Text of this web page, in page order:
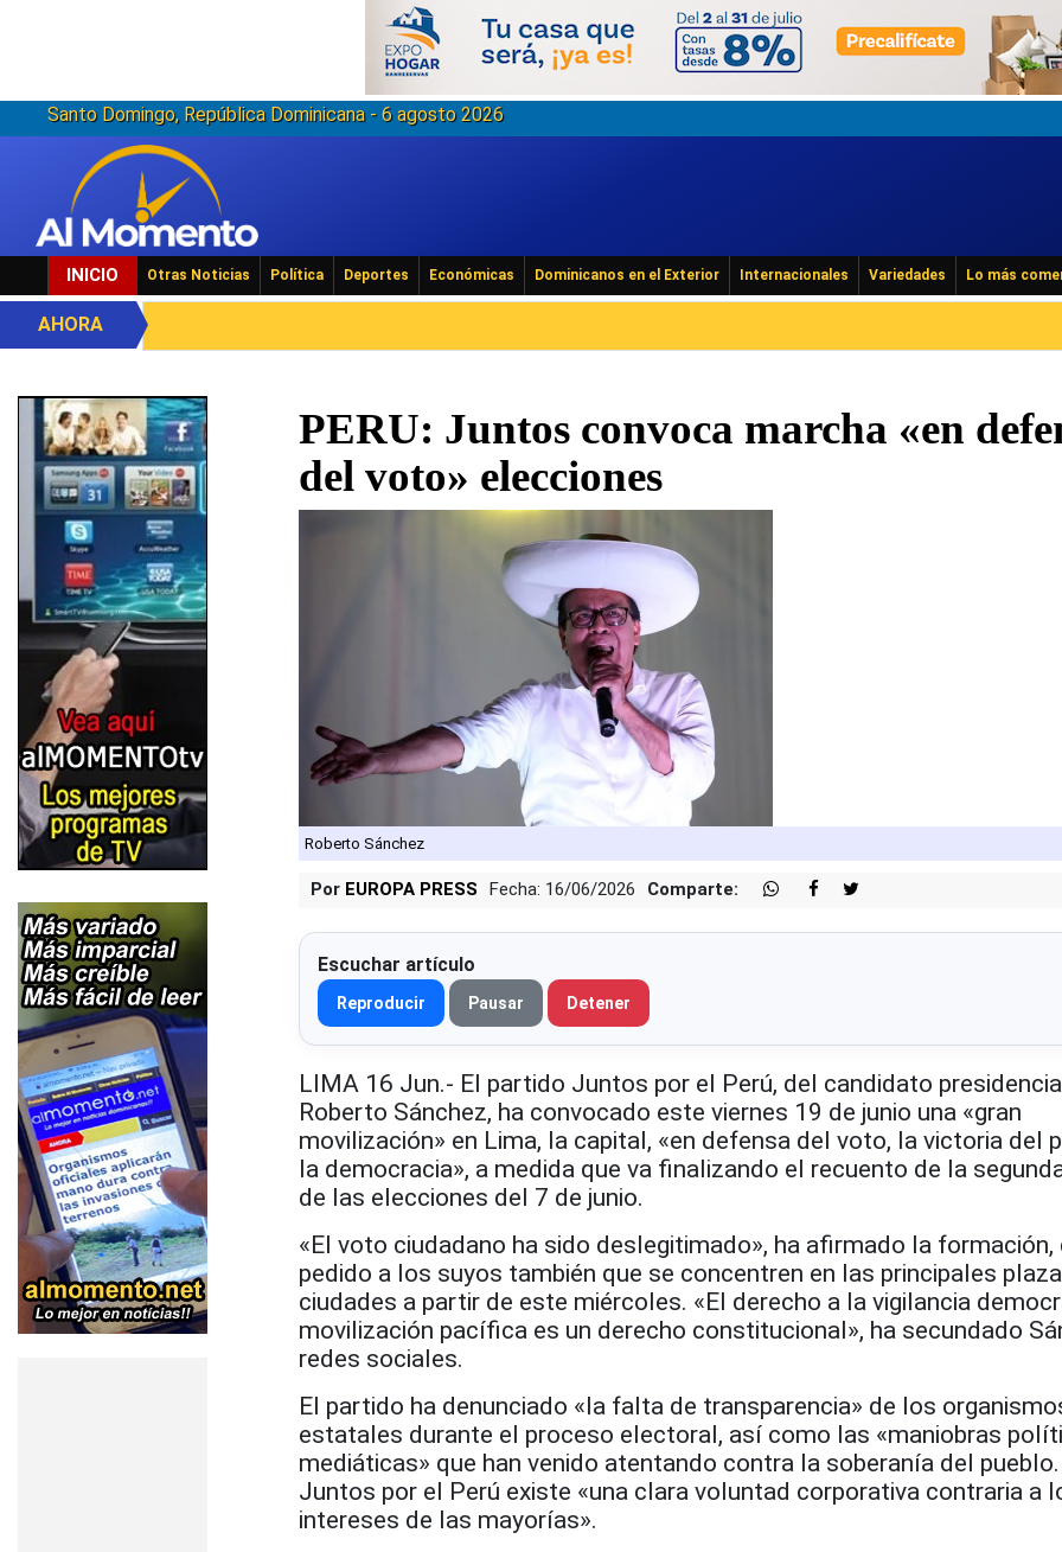
Santo Domingo, República Dominicana - 6 agosto 2026
INICIO Otras Noticias Política Deportes Económicas Dominicanos en el Exterior Internacionales Variedades Lo más
AHORA
PERU: Juntos convoca marcha «en
del voto» elecciones
Roberto Sánchez
Por EUROPA PRESS Fecha: 16/06/2026 Comparte:
Escuchar artículo
Reproducir Pausar Detener
LIMA 16 Jun.- El partido Juntos por el Perú, del candidato
Roberto Sánchez, ha convocado este viernes 19 de junio una «gran
movilización» en Lima, la capital, «en defensa del voto, la victoria del
la democracia», a medida que va finalizando el recuento de la
de las elecciones del 7 de junio.
«El voto ciudadano ha sido deslegitimado», ha afirmado la formación,
pedido a los suyos también que se concentren en las principales
ciudades a partir de este miércoles. «El derecho a la vigilancia
movilización pacífica es un derecho constitucional», ha secundado
redes sociales.
El partido ha denunciado «la falta de transparencia» de los
estatales durante el proceso electoral, así como las «maniobras
mediáticas» que han venido atentando contra la soberanía del
Juntos por el Perú existe «una clara voluntad corporativa contraria a
intereses de las mayorías».